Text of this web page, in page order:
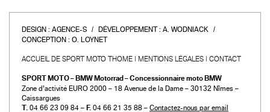
DESIGN : AGENCE-S DÉVELOPPEMENT : A. WODNIACK
CONCEPTION : O. LOYNET
ACCUEIL DE SPORT MOTO THOME MENTIONS LÉGALES CONTACT
SPORT MOTO – BMW Motorrad – Concessionnaire moto BMW
Zone d’activité EURO 2000 – 18 Avenue de la Dame – 30132 Nîmes –
Caissargues
T. 04 66 23 09 84 – F. 04 66 21 35 88 – Contactez-nous par email